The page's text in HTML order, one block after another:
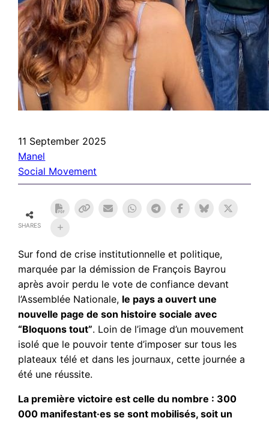
11 September 2025
Manel
Social Movement
SHARES
Sur fond de crise institutionnelle et politique,
marquée par la démission de François Bayrou
après avoir perdu le vote de confiance devant
l’Assemblée Nationale, le pays a ouvert une
nouvelle page de son histoire sociale avec
“Bloquons tout”. Loin de l’image d’un mouvement
isolé que le pouvoir tente d’imposer sur tous les
plateaux télé et dans les journaux, cette journée a
été une réussite.
La première victoire est celle du nombre : 300
000 manifestant·es se sont mobilisés, soit un